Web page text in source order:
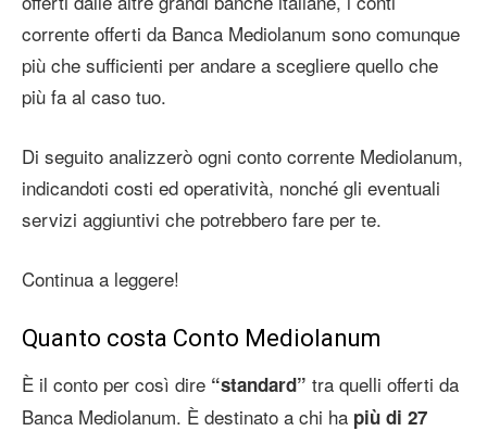
corrente offerti da Banca Mediolanum sono comunque
più che sufficienti per andare a scegliere quello che
più fa al caso tuo.
Di seguito analizzerò ogni conto corrente Mediolanum,
indicandoti costi ed operatività, nonché gli eventuali
servizi aggiuntivi che potrebbero fare per te.
Continua a leggere!
Quanto costa Conto Mediolanum
È il conto per così dire “standard” tra quelli offerti da
Banca Mediolanum. È destinato a chi ha più di 27